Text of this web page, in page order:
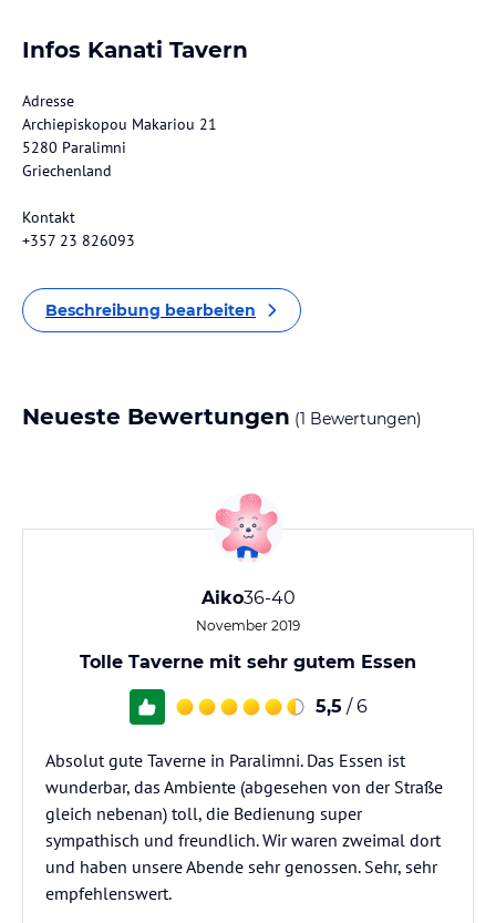
Infos Kanati Tavern
Adresse
Archiepiskopou Makariou 21
5280 Paralimni
Griechenland
Kontakt
+357 23 826093
Beschreibung bearbeiten
Neueste Bewertungen (1 Bewertungen)
Aiko36-40
November 2019
Tolle Taverne mit sehr gutem Essen
5,5 / 6
Absolut gute Taverne in Paralimni. Das Essen ist
wunderbar, das Ambiente (abgesehen von der Straße
gleich nebenan) toll, die Bedienung super
sympathisch und freundlich. Wir waren zweimal dort
und haben unsere Abende sehr genossen. Sehr, sehr
empfehlenswert.